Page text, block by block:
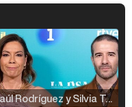
Raúl Rodríguez y Silvia Taulés nos cuentan su papel en 'La familia de la tele'